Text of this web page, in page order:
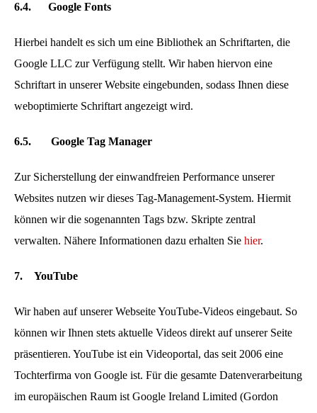
6.4. Google Fonts
Hierbei handelt es sich um eine Bibliothek an Schriftarten, die
Google LLC zur Verfügung stellt. Wir haben hiervon eine
Schriftart in unserer Website eingebunden, sodass Ihnen diese
weboptimierte Schriftart angezeigt wird.
6.5. Google Tag Manager
Zur Sicherstellung der einwandfreien Performance unserer
Websites nutzen wir dieses Tag-Management-System. Hiermit
können wir die sogenannten Tags bzw. Skripte zentral
verwalten. Nähere Informationen dazu erhalten Sie hier.
7. YouTube
Wir haben auf unserer Webseite YouTube-Videos eingebaut. So
können wir Ihnen stets aktuelle Videos direkt auf unserer Seite
präsentieren. YouTube ist ein Videoportal, das seit 2006 eine
Tochterfirma von Google ist. Für die gesamte Datenverarbeitung
im europäischen Raum ist Google Ireland Limited (Gordon